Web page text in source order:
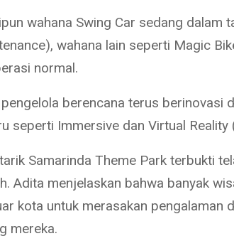
wahana Swing Car sedang dalam
wahana lain seperti Magic
normal.
pengelola berencana terus berinovasi
seperti Immersive dan Virtual Reality
Samarinda Theme Park terbukti
Adita menjelaskan bahwa banyak
kota untuk merasakan pengalaman
mereka.